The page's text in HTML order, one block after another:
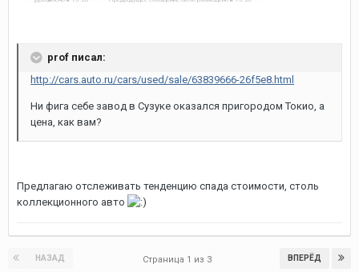
prof писал:
http://cars.auto.ru/cars/used/sale/63839666-26f5e8.html
Ни фига себе завод в Сузуке оказался пригородом Токио, а
цена, как вам?
Предлагаю отслеживать тенденцию спада стоимости, столь
коллекционного авто
НАЗАД ВПЕРЁД
Страница 1 из 3